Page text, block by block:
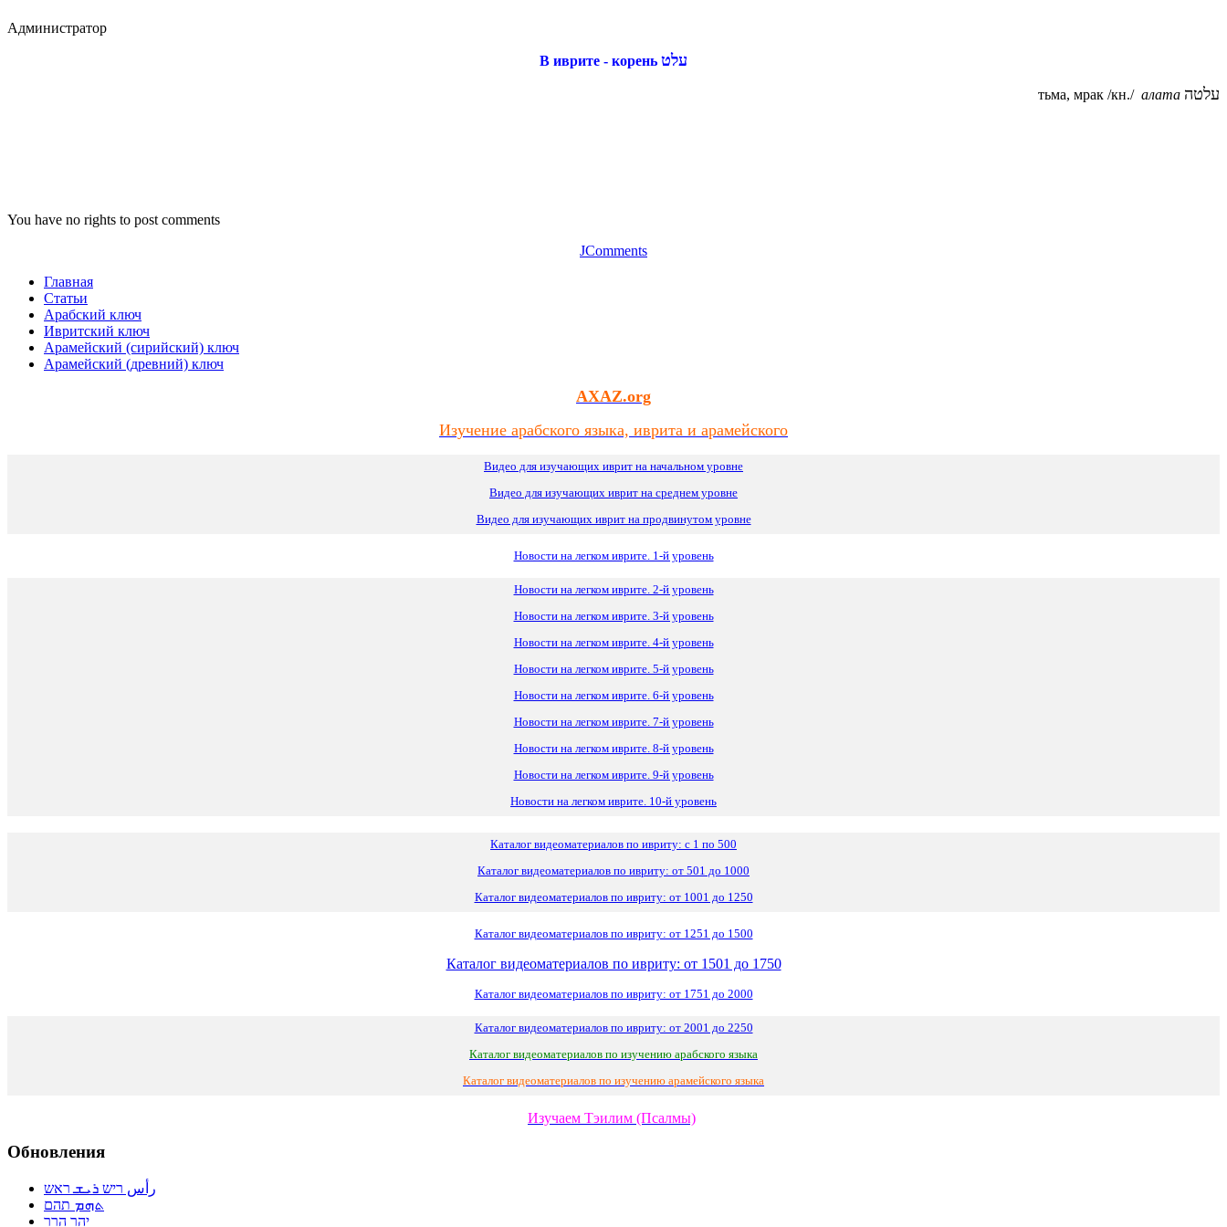
Администратор
В иврите - корень עלט
тьма, мрак /кн./ алата עלטה
You have no rights to post comments
JComments
Главная
Статьи
Арабский ключ
Ивритский ключ
Арамейский (сирийский) ключ
Арамейский (древний) ключ
AXAZ.org
Изучение арабского языка, иврита и арамейского
Видео для изучающих иврит на начальном уровне
Видео для изучающих иврит на среднем уровне
Видео для изучающих иврит на продвинутом уровне
Новости на легком иврите. 1-й уровень
Новости на легком иврите. 2-й уровень
Новости на легком иврите. 3-й уровень
Новости на легком иврите. 4-й уровень
Новости на легком иврите. 5-й уровень
Новости на легком иврите. 6-й уровень
Новости на легком иврите. 7-й уровень
Новости на легком иврите. 8-й уровень
Новости на легком иврите. 9-й уровень
Новости на легком иврите. 10-й уровень
Каталог видеоматериалов по ивриту: с 1 по 500
Каталог видеоматериалов по ивриту: от 501 до 1000
Каталог видеоматериалов по ивриту: от 1001 до 1250
Каталог видеоматериалов по ивриту: от 1251 до 1500
Каталог видеоматериалов по ивриту: от 1501 до 1750
Каталог видеоматериалов по ивриту: от 1751 до 2000
Каталог видеоматериалов по ивриту: от 2001 до 2250
Каталог видеоматериалов по изучению арабского языка
Каталог видеоматериалов по изучению арамейского языка
Изучаем Тэилим (Псалмы)
Обновления
رأس ריש ܪܝܫ ראש
ܬܗܡ תהם
יהר הרר